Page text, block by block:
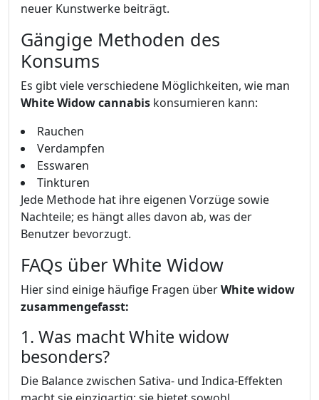
neuer Kunstwerke beiträgt.
Gängige Methoden des
Konsums
Es gibt viele verschiedene Möglichkeiten, wie man
White Widow cannabis konsumieren kann:
Rauchen
Verdampfen
Esswaren
Tinkturen
Jede Methode hat ihre eigenen Vorzüge sowie
Nachteile; es hängt alles davon ab, was der
Benutzer bevorzugt.
FAQs über White Widow
Hier sind einige häufige Fragen überWhite widow
zusammengefasst:
1. Was macht White widow
besonders?
Die Balance zwischen Sativa- und Indica-Effekten